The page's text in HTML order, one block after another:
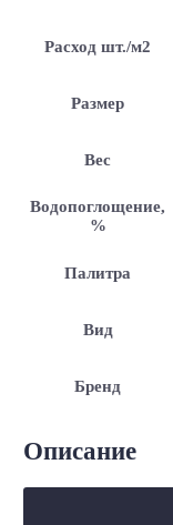
Расход шт./м2
Размер
Вес
Водопоглощение,
%
Палитра
Вид
Бренд
Описание